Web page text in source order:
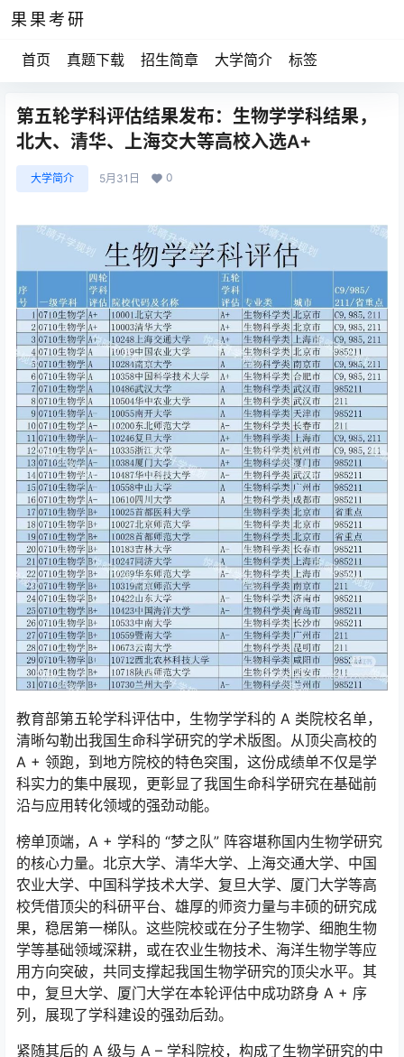
果果考研
首页 真题下载 招生简章 大学简介 标签
第五轮学科评估结果发布：生物学学科结果，
北大、清华、上海交大等高校入选A+
大学简介 5月31日 0
教育部第五轮学科评估中，生物学学科的 A 类院校名单，
清晰勾勒出我国生命科学研究的学术版图。从顶尖高校的
A + 领跑，到地方院校的特色突围，这份成绩单不仅是学
科实力的集中展现，更彰显了我国生命科学研究在基础前
沿与应用转化领域的强劲动能。
榜单顶端，A + 学科的 “梦之队” 阵容堪称国内生物学研究
的核心力量。北京大学、清华大学、上海交通大学、中国
农业大学、中国科学技术大学、复旦大学、厦门大学等高
校凭借顶尖的科研平台、雄厚的师资力量与丰硕的研究成
果，稳居第一梯队。这些院校或在分子生物学、细胞生物
学等基础领域深耕，或在农业生物技术、海洋生物学等应
用方向突破，共同支撑起我国生物学研究的顶尖水平。其
中，复旦大学、厦门大学在本轮评估中成功跻身 A + 序
列，展现了学科建设的强劲后劲。
紧随其后的 A 级与 A – 学科院校，构成了生物学研究的中